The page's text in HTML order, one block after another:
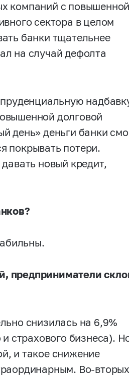
компаний с повышенной
сектора в целом
банки тщательнее
на случай дефолта
долговой
день» деньги банки
покрывать потери.
новый кредит,
предприниматели
снизилась на 6,9%
страхового бизнеса).
и такое снижение
Во-